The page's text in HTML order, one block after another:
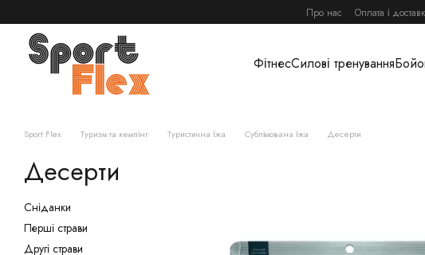
Про нас Оплата і
ФітнесСилові тренування
Sport Flex Туризм та кемпінг Туристична їжа Сублімована їжа Десерти
Десерти
Сніданки
Перші страви
Другі страви